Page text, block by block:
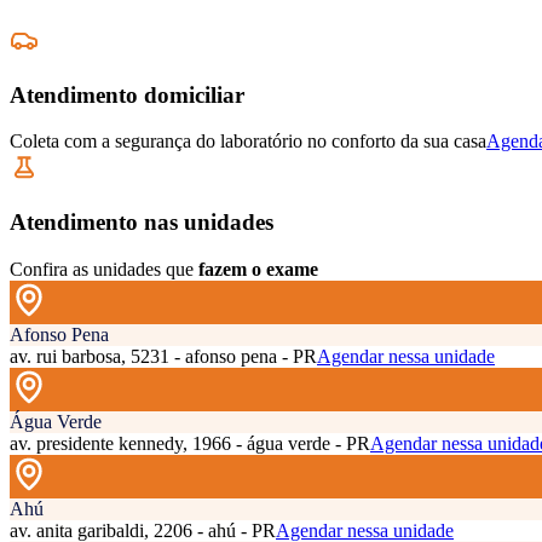
Atendimento domiciliar
Coleta com a segurança do laboratório no conforto da sua casa
Atendimento nas unidades
Confira as unidades que fazem o exame
Afonso Pena
av. rui barbosa, 5231 - afonso pena - PRAgendar nessa unidade
Água Verde
av. presidente kennedy, 1966 - água verde - PRAgendar nessa
Ahú
av. anita garibaldi, 2206 - ahú - PRAgendar nessa unidade